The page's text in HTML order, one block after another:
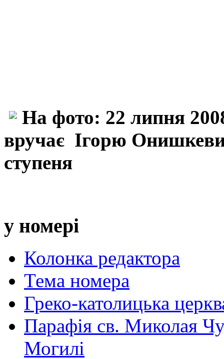
На фото: 22 липня
вручає Ігорю
ступеня
у номері
Колонка редактора
Тема номера
Греко-католицька
Парафія св. Миколая
Могилі